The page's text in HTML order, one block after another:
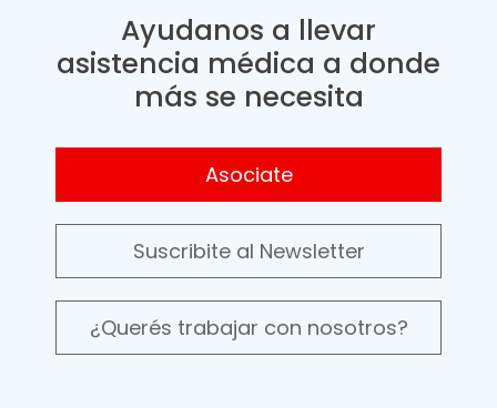
Ayudanos a llevar
asistencia médica a donde
más se necesita
Asociate
Suscribite al Newsletter
¿Querés trabajar con nosotros?